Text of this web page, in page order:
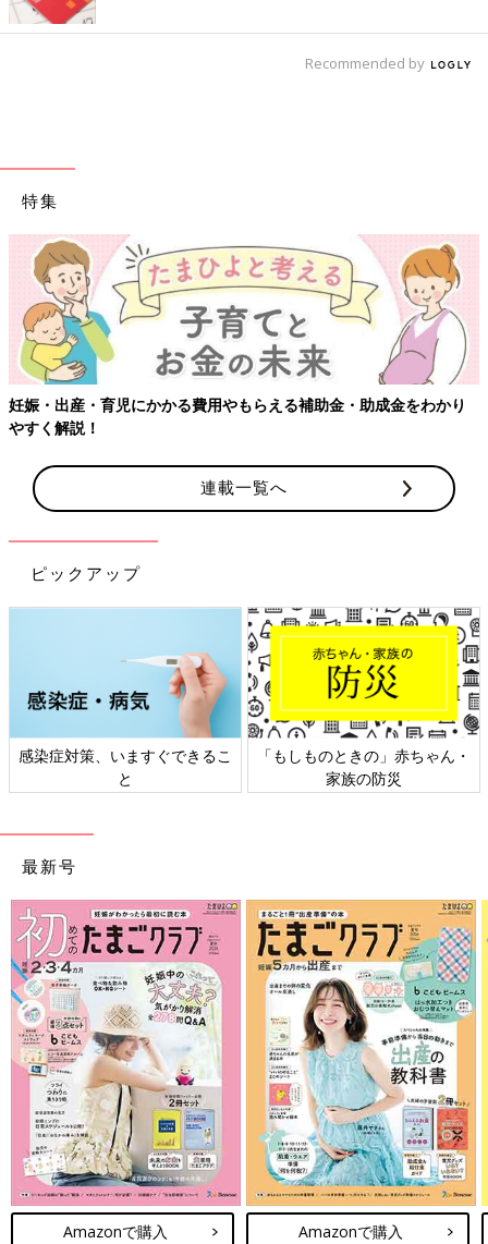
Recommended by
特集
妊娠・出産・育児にかかる費用やもらえる補助金・助成金をわかり
やすく解説！
連載一覧へ
ピックアップ
感染症対策、いますぐできるこ
と
「もしものときの」赤ちゃん・
家族の防災
最新号
Amazonで購入 Amazonで購入